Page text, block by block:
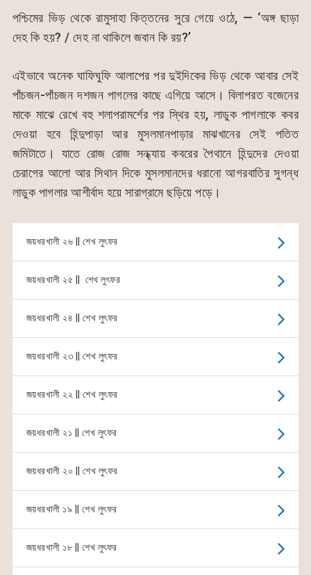
পশ্চিমের ভিড় থেকে রামুসাহা কিত্তনের সুরে গেয়ে ওঠে, — ‘অঙ্গ ছাড়া
দেহ কি হয়? / দেহ না থাকিলে জবান কি রয়?’
এইভাবে অনেক ঘাফিঘুফি আলাপের পর দুইদিকের ভিড় থেকে আবার সেই
পাঁচজন-পাঁচজন দশজন পাগলের কাছে এগিয়ে আসে। বিলাপরত বজেনের
মাকে মাঝে রেখে বহু শলাপরামর্শের পর স্থির হয়, লাডুক পাগলাকে কবর
দেওয়া হবে হিন্দুপাড়া আর মুসলমানপাড়ার মাঝখানের সেই পতিত
জমিটাতে। যাতে রোজ রোজ সন্ধ্যায় কবরের পৈথানে হিন্দুদের দেওয়া
চেরাগের আলো আর সিথান দিকে মুসলমানদের ধরানো আগরবাতির সুগন্ধ
লাডুক পাগলার আশীর্বাদ হয়ে সারাগ্রামে ছড়িয়ে পড়ে।
জয়ধরখালী ২৬ || শেখ লুৎফর
জয়ধরখালী ২৫ || শেখ লুৎফর
জয়ধরখালী ২৪ || শেখ লুৎফর
জয়ধরখালী ২৩ || শেখ লুৎফর
জয়ধরখালী ২২ || শেখ লুৎফর
জয়ধরখালী ২১ || শেখ লুৎফর
জয়ধরখালী ২০ || শেখ লুৎফর
জয়ধরখালী ১৯ || শেখ লুৎফর
জয়ধরখালী ১৮ || শেখ লুৎফর